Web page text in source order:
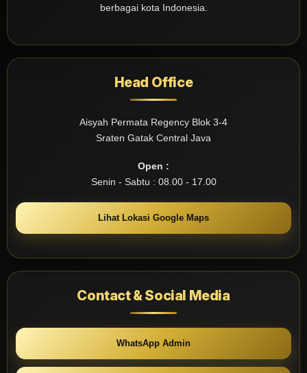
berbagai kota Indonesia.
Head Office
Aisyah Permata Regency Blok 3-4
Sraten Gatak Central Java
Open :
Senin - Sabtu : 08.00 - 17.00
Lihat Lokasi Google Maps
Contact & Social Media
WhatsApp Admin